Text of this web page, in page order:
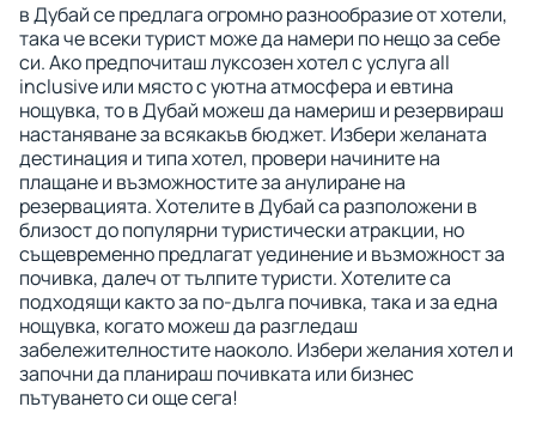
в Дубай се предлага огромно разнообразие от хотели,
така че всеки турист може да намери по нещо за себе
си. Ако предпочиташ луксозен хотел с услуга all
inclusive или място с уютна атмосфера и евтина
нощувка, то в Дубай можеш да намериш и резервираш
настаняване за всякакъв бюджет. Избери желаната
дестинация и типа хотел, провери начините на
плащане и възможностите за анулиране на
резервацията. Хотелите в Дубай са разположени в
близост до популярни туристически атракции, но
същевременно предлагат уединение и възможност за
почивка, далеч от тълпите туристи. Хотелите са
подходящи както за по-дълга почивка, така и за една
нощувка, когато можеш да разгледаш
забележителностите наоколо. Избери желания хотел и
започни да планираш почивката или бизнес
пътуването си още сега!